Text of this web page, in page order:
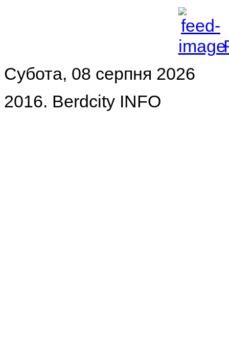
Субота, 08 серпня 2026
2016. Berdcity INFO